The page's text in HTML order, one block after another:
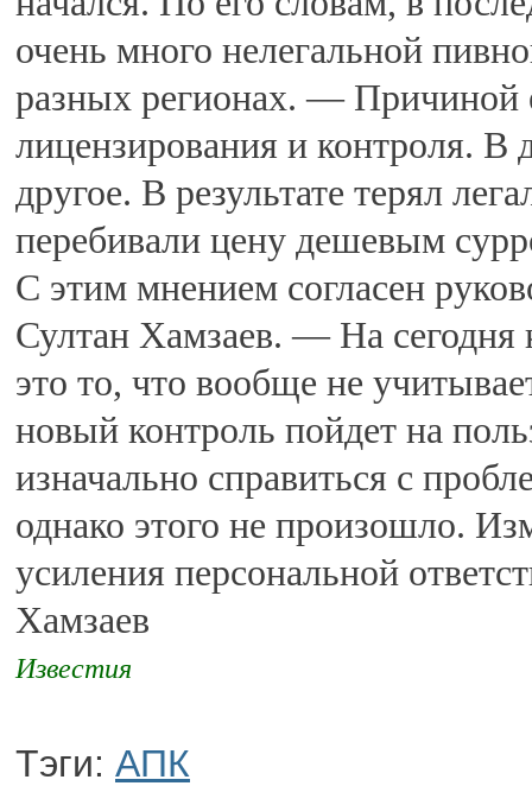
очень много нелегальной
разных регионах. — Причиной
лицензирования и контроля. В
другое. В результате терял
перебивали цену дешевым
С этим мнением согласен
Султан Хамзаев. — На сегодня
это то, что вообще не
новый контроль пойдет на
изначально справиться с
однако этого не произошло.
усиления персональной
Хамзаев
Известия
Тэги: АПК